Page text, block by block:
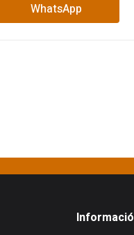
WhatsApp